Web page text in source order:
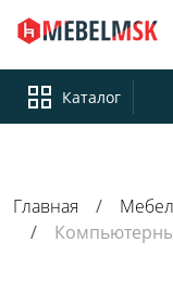
Каталог
Главная